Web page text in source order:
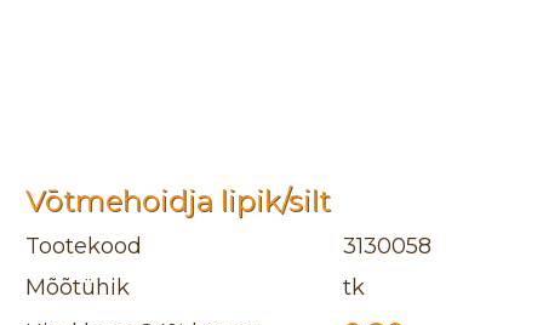
Vōtmehoidja lipik/silt
Tootekood
3130058
Mõõtühik
tk